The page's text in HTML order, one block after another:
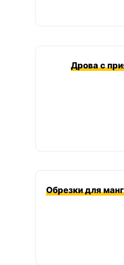
Дрова с
Обрезки для